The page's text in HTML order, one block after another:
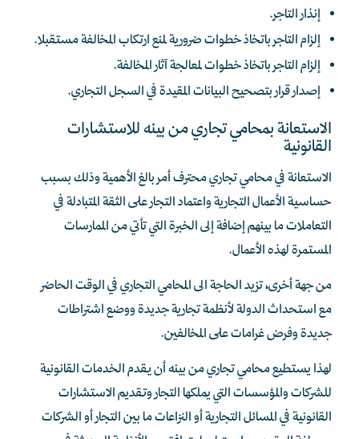
إنذار التاجر.
إلزام التاجر باتخاذ خطوات ضرورية لمنع ارتكاب المخالفة مستقبلا.
إلزام التاجر باتخاذ خطوات لمعالجة آثار المخالفة.
إصدار قرار بتصحيح البيانات المقيدة في السجل التجاري.
الاستعانة بمحامي تجاري من بينه للاستشارات
القانونية
الاستعانة في محامي تجاري محترف أمر بالغ الأهمية وذلك بسبب
حساسية الأعمال التجارية واعتماد التجار على الثقة المتبادلة في
التعاملات ما بينهم إضافة إلى الخبرة التي تأتي من الممارسات
المستمرة لهذه الأعمال.
من جهة أخرى، تزيد الحاجة الى المحامي التجاري في الوقت الحاضر
مع استحداث الدولة لأنظمة تجارية جديدة ووضع اشتراطات
جديدة وفرض غرامات على المخالفين.
لهذا يستطيع محامي تجاري من بينه أن يقدم الخدمات القانونية
للشركات والمؤسسات التي يملكها التجار وتقديم الاستشارات
القانونية في المسائل التجارية أو النزاعات ما بين التجار أو الشركات